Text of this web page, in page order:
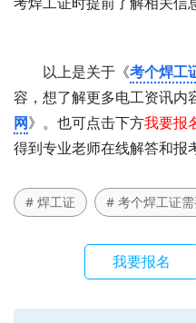
以上是关于《考个焊工
容，想了解更多电工资讯内
网》。也可点击下方我要报
得到专业老师在线解答和报
# 焊工证 # 考个焊工证
我要报名